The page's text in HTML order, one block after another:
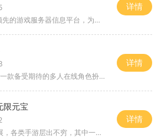
找服网sf是国内领先的游戏服务器信息平台，为广大游戏玩家搭建了一个快捷、专业的寻找游戏私服的平台。找服网sf在游戏圈内广泛知名度高，拥有众多热门游戏的私服资源，并提供详
详情
2023传世手游是一款备受期待的多人在线角色扮演游戏。作为2023年的重磅游戏力作，其拥有令人瞩目的画面表现和丰富的游戏玩法。今天，我们将为大家带来2023传世手游的具体玩法介绍
详情
限元宝
手游产业蓬勃发展，各类手游层出不穷，其中一种备受玩家热爱的游戏类型便是公益服手游。公益服手游SF无限元宝便是其中一款备受玩家喜爱的手游，今天就来为大家详细介绍一下这款
详情